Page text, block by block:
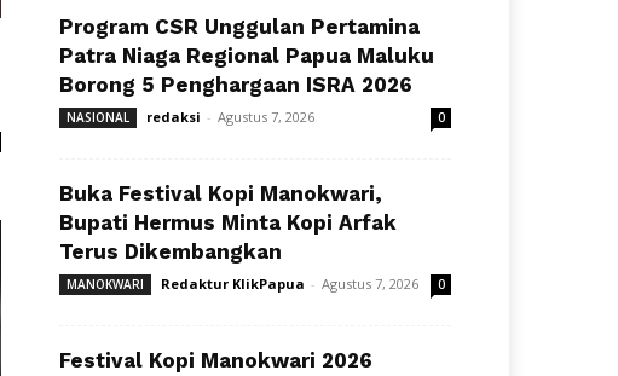
Program CSR Unggulan Pertamina
Patra Niaga Regional Papua Maluku
Borong 5 Penghargaan ISRA 2026
NASIONAL redaksi - Agustus 7, 2026 0
Buka Festival Kopi Manokwari,
Bupati Hermus Minta Kopi Arfak
Terus Dikembangkan
MANOKWARI Redaktur KlikPapua - Agustus 7, 2026 0
Festival Kopi Manokwari 2026